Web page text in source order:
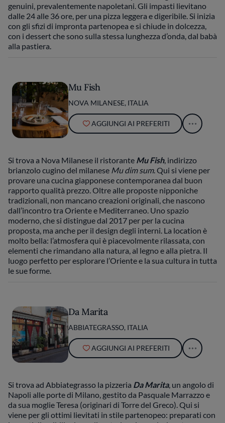
genuini, prevalentemente napoletani. Gli impasti lievitano
dalle 24 alle 36 ore, per una pizza leggera e digeribile. Si inizia
con gli sfizi di impronta partenopea e si chiude in dolcezza,
con i dessert che sono sulla stessa lunghezza d’onda, dal babà
alla pastiera.
Mu Fish
NOVA MILANESE, ITALIA
AGGIUNGI AI PREFERITI
Si trova a Nova Milanese il ristorante Mu Fish, indirizzo
brianzolo cugino del milanese Mu dim sum. Qui si viene per
provare una cucina giapponese contemporanea dal buon
rapporto qualità prezzo. Oltre alle proposte nipponiche
tradizionali, non mancano creazioni originali, che nascono
dall’incontro tra Oriente e Mediterraneo. Uno spazio
moderno, che si distingue dal 2017 per per la cucina
proposta, ma anche per il design degli interni. La location è
molto bella: l’atmosfera qui è piacevolmente rilassata, con
elementi che rimandano alla natura, al legno e alla pietra. Il
luogo perfetto per esplorare l’Oriente e la sua cultura in tutta
le sue forme.
Da Marita
ABBIATEGRASSO, ITALIA
AGGIUNGI AI PREFERITI
Si trova ad Abbiategrasso la pizzeria Da Marita, un angolo di
Napoli alle porte di Milano, gestito da Pasquale Marrazzo e
da sua moglie Teresa (originari di Torre del Greco). Qui si
viene per gli ottimi lievitati in stile partenopeo: preparati con